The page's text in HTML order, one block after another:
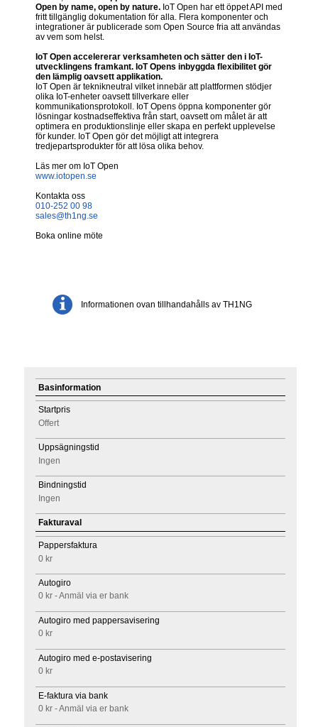
Open by name, open by nature. IoT Open har ett öppet API med
fritt tillgänglig dokumentation för alla. Flera komponenter och
integrationer är publicerade som Open Source fria att användas
av vem som helst.
IoT Open accelererar verksamheten och sätter den i IoT-
utvecklingens framkant. IoT Opens inbyggda flexibilitet gör
den lämplig oavsett applikation.
IoT Open är teknikneutral vilket innebär att plattformen stödjer
olika IoT-enheter oavsett tillverkare eller
kommunikationsprotokoll. IoT Opens öppna komponenter gör
lösningar kostnadseffektiva från start, oavsett om målet är att
optimera en produktionslinje eller skapa en perfekt upplevelse
för kunder. IoT Open gör det möjligt att integrera
tredjepartsprodukter för att lösa olika behov.
Läs mer om IoT Open
www.iotopen.se
Kontakta oss
010-252 00 98
sales@th1ng.se
Boka online möte
Informationen ovan tillhandahålls av TH1NG
Basinformation
Startpris
Offert
Uppsägningstid
Ingen
Bindningstid
Ingen
Fakturaval
Pappersfaktura
0 kr
Autogiro
0 kr - Anmäl via er bank
Autogiro med pappersavisering
0 kr
Autogiro med e-postavisering
0 kr
E-faktura via bank
0 kr - Anmäl via er bank